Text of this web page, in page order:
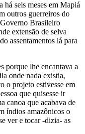
há seis meses em Mapiá
outros guerreiros do
Brasileiro
extensão de selva
assentamentos lá para
porque lhe encantava a
onde nada existia,
o projeto estivesse em
que quisesse ir
canoa que acabava de
índios amazônicos o
ver e tocar -dizia- as